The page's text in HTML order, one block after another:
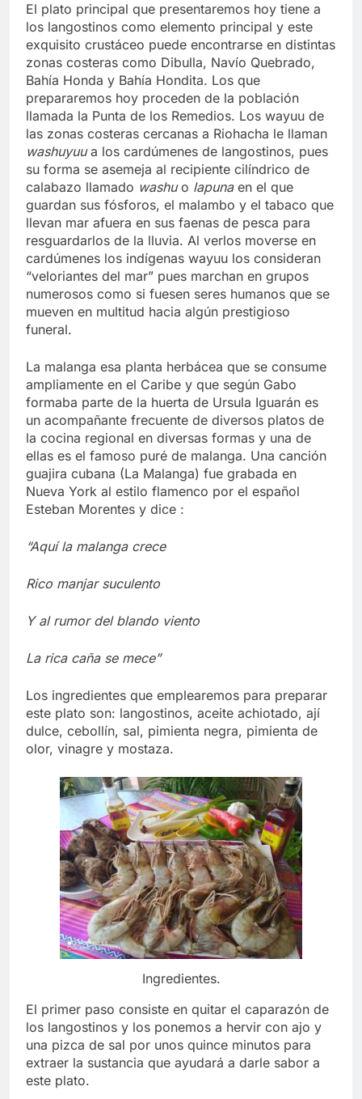
El plato principal que presentaremos hoy tiene a
los langostinos como elemento principal y este
exquisito crustáceo puede encontrarse en distintas
zonas costeras como Dibulla, Navío Quebrado,
Bahía Honda y Bahía Hondita. Los que
prepararemos hoy proceden de la población
llamada la Punta de los Remedios. Los wayuu de
las zonas costeras cercanas a Riohacha le llaman
washuyuua los cardúmenes de langostinos, pues
su forma se asemeja al recipiente cilíndrico de
calabazo llamado washuo lapunaen el que
guardan sus fósforos, el malambo y el tabaco que
llevan mar afuera en sus faenas de pesca para
resguardarlos de la lluvia. Al verlos moverse en
cardúmenes los indígenas wayuu los consideran
“veloriantes del mar” pues marchan en grupos
numerosos como si fuesen seres humanos que se
mueven en multitud hacia algún prestigioso
funeral.
La malanga esa planta herbácea que se consume
ampliamente en el Caribe y que según Gabo
formaba parte de la huerta de Ursula Iguarán es
un acompañante frecuente de diversos platos de
la cocina regional en diversas formas y una de
ellas es el famoso puré de malanga. Una canción
guajira cubana (La Malanga) fue grabada en
Nueva York al estilo flamenco por el español
Esteban Morentes y dice :
“Aquí la malanga crece
Rico manjar suculento
Y al rumor del blando viento
La rica caña se mece”
Los ingredientes que emplearemos para preparar
este plato son: langostinos, aceite achiotado, ají
dulce, cebollín, sal, pimienta negra, pimienta de
olor, vinagre y mostaza.
Ingredientes.
El primer paso consiste en quitar el caparazón de
los langostinos y los ponemos a hervir con ajo y
una pizca de sal por unos quince minutos para
extraer la sustancia que ayudará a darle sabor a
este plato.